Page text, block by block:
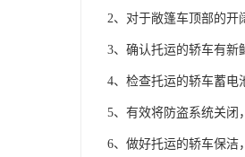
2、对于敞篷车顶部的开
3、确认托运的轿车有新
4、检查托运的轿车蓄电
5、有效将防盗系统关闭
6、做好托运的轿车保洁